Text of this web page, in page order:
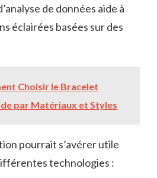
de données aide à
éclairées basées sur des
Choisir le Bracelet
par Matériaux et Styles
pourrait s’avérer utile
technologies :